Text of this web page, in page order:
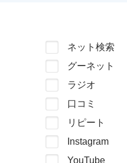
ネット検索
グーネット
ラジオ
口コミ
リピート
Instagram
YouTube